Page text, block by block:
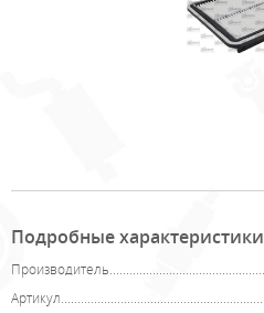
Подробные характеристики
Производитель
Артикул